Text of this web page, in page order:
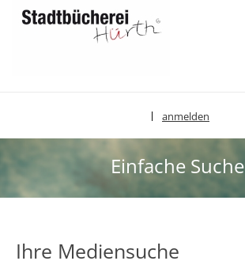
anmelden
Einfache Suche
Ihre Mediensuche